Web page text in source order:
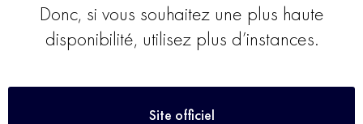
Donc, si vous souhaitez une plus haute
disponibilité, utilisez plus d’instances.
Site officiel